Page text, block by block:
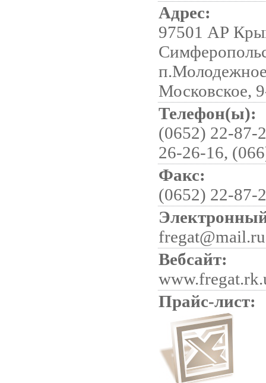
Адрес:
97501 АР
Московское,
Телефон(ы):
(0652) 22-87-
26-26-16,
Факс:
(0652) 22-87-
fregat@mail.ru
Вебсайт:
Прайс-лист: